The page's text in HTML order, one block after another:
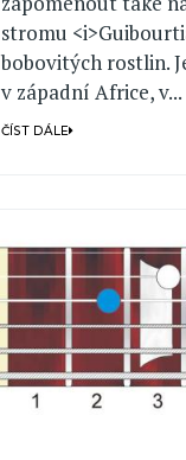
stromu
bobovitých rostlin.
v západní Africe, v...
ČÍST DÁLE